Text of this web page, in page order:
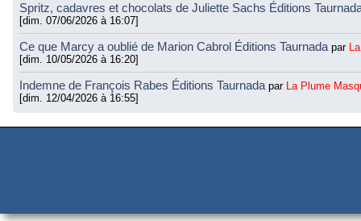
Spritz, cadavres et chocolats de Juliette Sachs Éditions
[dim. 07/06/2026 à 16:07]
Ce que Marcy a oublié de Marion Cabrol Éditions Taurnada par
[dim. 10/05/2026 à 16:20]
Indemne de François Rabes Éditions Taurnada par La Plume
[dim. 12/04/2026 à 16:55]